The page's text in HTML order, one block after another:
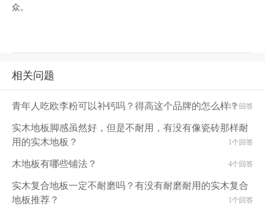
众。
相关问题
青年人吃欧李粉可以补钙吗？得高这个品牌的怎么样？1个回答
实木地板脚感虽然好，但是不耐用，有没有像瓷砖那样耐
用的实木地板？
1个回答
木地板有哪些铺法？ 4个回答
实木复合地板一定不耐磨吗？有没有耐磨耐用的实木复合
地板推荐？
1个回答